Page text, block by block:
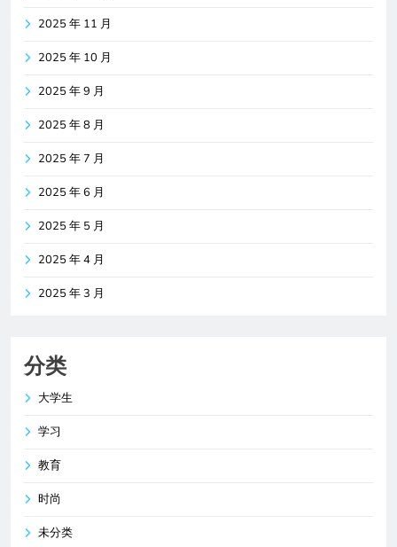
2025 年 11 月
2025 年 10 月
2025 年 9 月
2025 年 8 月
2025 年 7 月
2025 年 6 月
2025 年 5 月
2025 年 4 月
2025 年 3 月
分类
大学生
学习
教育
时尚
未分类